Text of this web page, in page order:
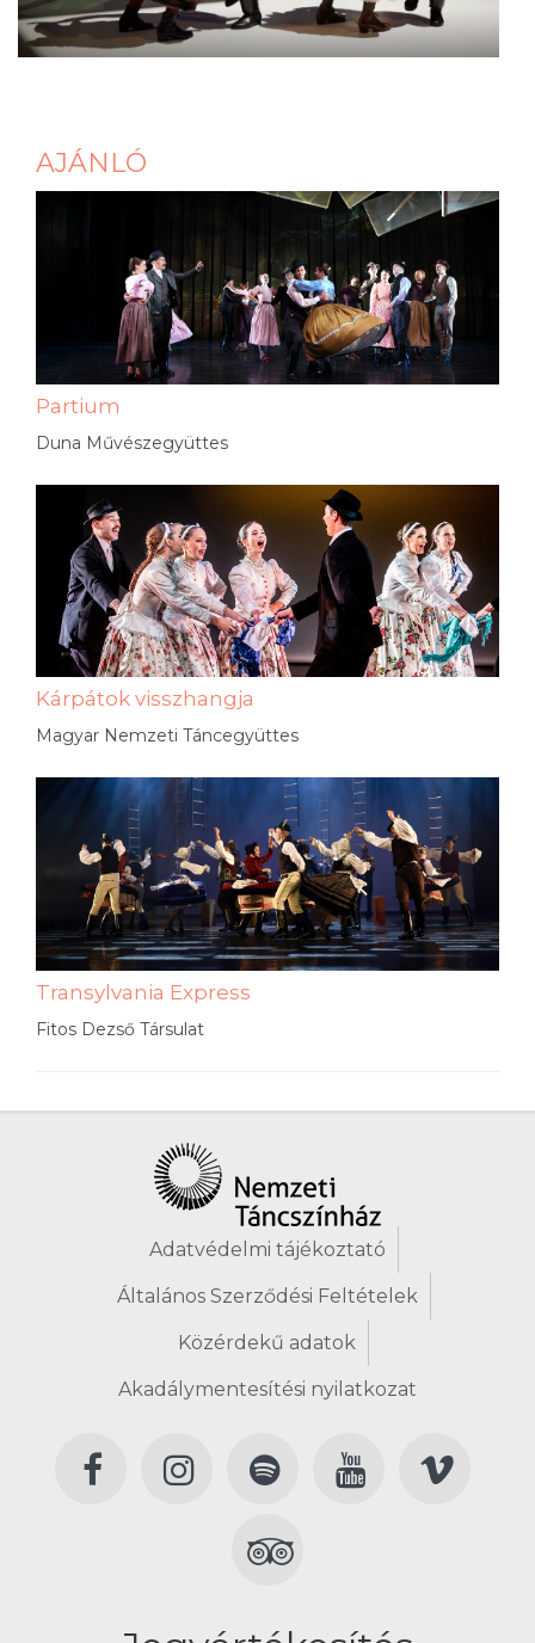
AJÁNLÓ
Partium
Duna Művészegyüttes
Kárpátok visszhangja
Magyar Nemzeti Táncegyüttes
Transylvania Express
Fitos Dezső Társulat
Adatvédelmi tájékoztató
Általános Szerződési Feltételek
Közérdekű adatok
Akadálymentesítési nyilatkozat